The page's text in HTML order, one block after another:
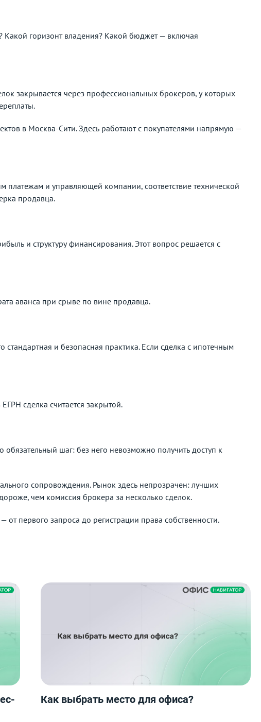
Какой горизонт владения? Какой бюджет — включая
закрывается через профессиональных брокеров, у которых
в Москва-Сити. Здесь работают с покупателями напрямую —
платежам и управляющей компании, соответствие технической
продавца.
и структуру финансирования. Этот вопрос решается с
аванса при срыве по вине продавца.
и безопасная практика. Если сделка с ипотечным
сделка считается закрытой.
шаг: без него невозможно получить доступ к
сопровождения. Рынок здесь непрозрачен: лучших
чем комиссия брокера за несколько сделок.
первого запроса до регистрации права собственности.
Как выбрать место для офиса?